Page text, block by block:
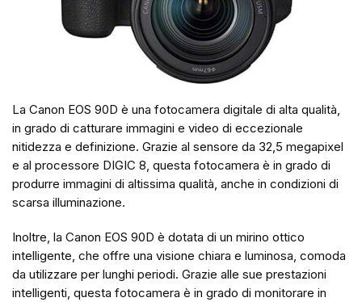
La Canon EOS 90D è una fotocamera digitale di alta qualità,
in grado di catturare immagini e video di eccezionale
nitidezza e definizione. Grazie al sensore da 32,5 megapixel
e al processore DIGIC 8, questa fotocamera è in grado di
produrre immagini di altissima qualità, anche in condizioni di
scarsa illuminazione.
Inoltre, la Canon EOS 90D è dotata di un mirino ottico
intelligente, che offre una visione chiara e luminosa, comoda
da utilizzare per lunghi periodi. Grazie alle sue prestazioni
intelligenti, questa fotocamera è in grado di monitorare in